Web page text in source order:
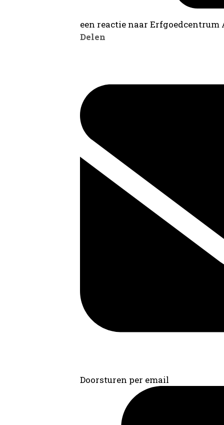
een reactie naar
Delen
Doorsturen per email